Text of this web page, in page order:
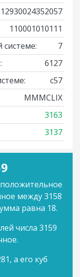
110001010111
7
6127
c57
MMMCLIX
3163
3137
между 3158
равна 18.
числа 3159
а его куб